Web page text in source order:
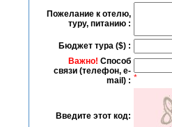
Пожелание к отелю,
туру, питанию :
Бюджет тура ($) :
Важно! Способ
связи (телефон, e-
mail) : *
Введите этот код: